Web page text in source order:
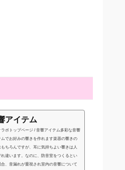
アイテム
ラボトップページ / 音響アイテム多彩な音響
ムでお好みの響きを作れます楽器の響きの
もちろんですが、耳に気持ちよい響きは人
れ違います。なのに、防音室をつくるとい
合、音漏れが重視され室内の音響について